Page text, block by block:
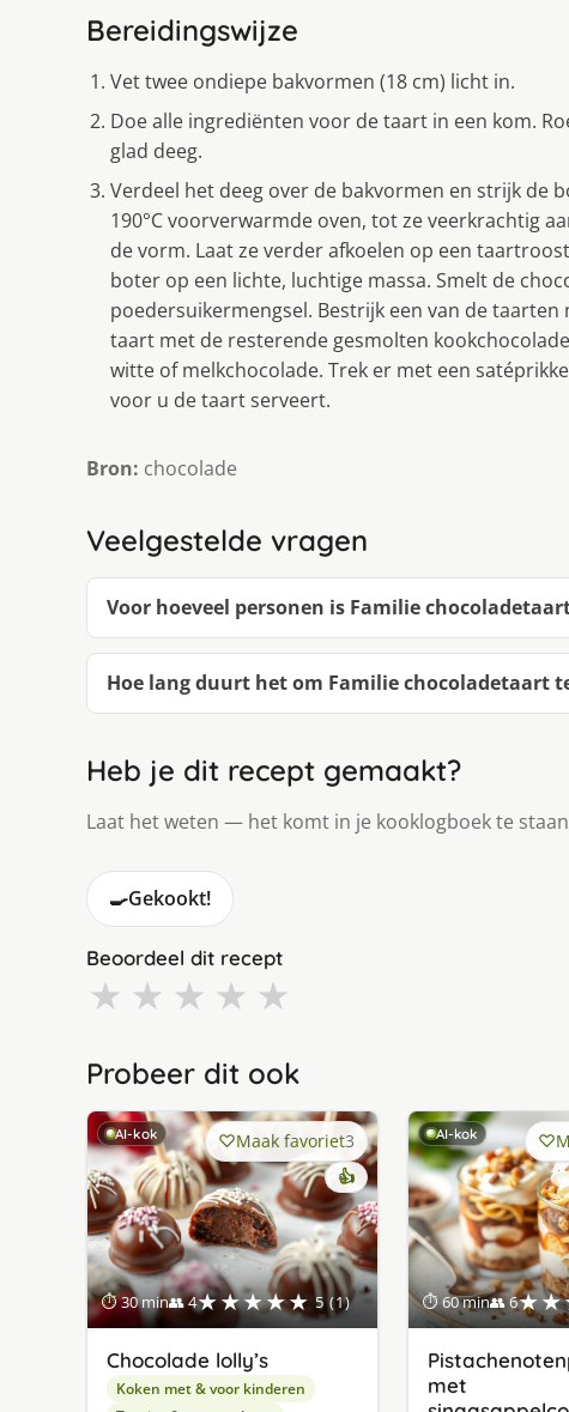
Bereidingswijze
Vet twee ondiepe bakvormen (18 cm) licht in.
Doe alle ingrediënten voor de taart in een kom.
glad deeg.
Verdeel het deeg over de bakvormen en strijk de
190°C voorverwarmde oven, tot ze veerkrachtig
de vorm. Laat ze verder afkoelen op een
boter op een lichte, luchtige massa. Smelt de
poedersuikermengsel. Bestrijk een van de
taart met de resterende gesmolten
witte of melkchocolade. Trek er met een
voor u de taart serveert.
Bron: chocolade
Veelgestelde vragen
Voor hoeveel personen is Familie
Hoe lang duurt het om Familie chocoladetaart
Heb je dit recept gemaakt?
Laat het weten — het komt in je kooklogboek te
🍳Gekookt!
Beoordeel dit recept
★ ★ ★ ★ ★
Probeer dit ook
AI-kok
⏱ 30 min👥 4★★★★★ 5 (1)
Maak favoriet3
👍
Chocolade lolly’s
Koken met & voor kinderen
AI-kok
⏱ 60 min👥 6
met